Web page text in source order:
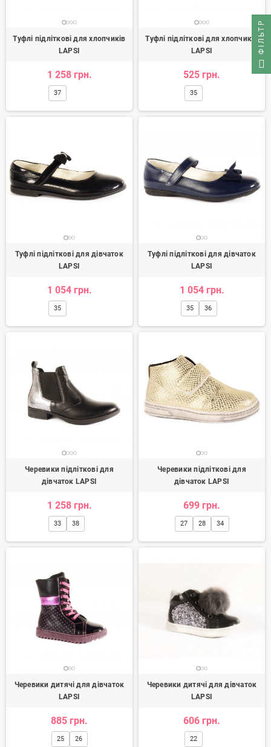
Туфлі підліткові для хлопчиків
LAPSI
1 258 грн.
37
Туфлі підліткові для хлопчиків
LAPSI
525 грн.
35
Туфлі підліткові для дівчаток
LAPSI
1 054 грн.
35
Туфлі підліткові для дівчаток
LAPSI
1 054 грн.
35 36
Черевики підліткові для
дівчаток LAPSI
1 258 грн.
33 38
Черевики підліткові для
дівчаток LAPSI
699 грн.
27 28 34
Черевики дитячі для дівчаток
LAPSI
885 грн.
25 26
Черевики дитячі для дівчаток
LAPSI
606 грн.
22
ФІЛЬТР